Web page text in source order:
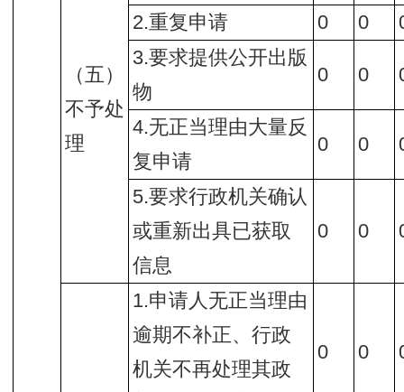
（五）
不予处
理
2.重复申请 0 0
3.要求提供公开出版
物
0 0
4.无正当理由大量反
复申请
0 0
5.要求行政机关确认
或重新出具已获取
信息
0 0
1.申请人无正当理由
逾期不补正、行政
机关不再处理其政
0 0